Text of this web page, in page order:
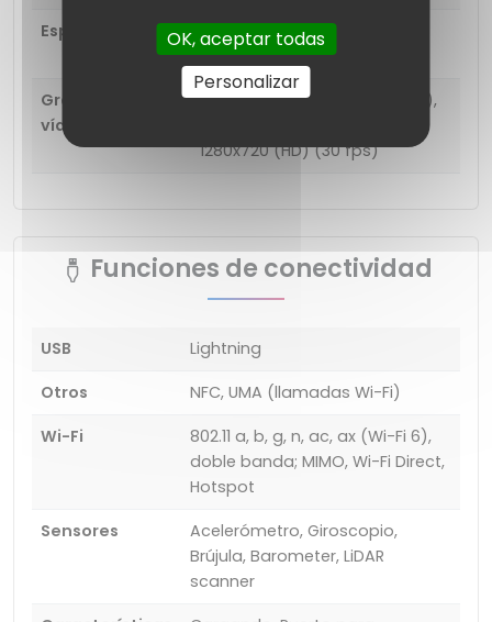
Especificaciones
Tamaño de apertura: F2.4;
Distancia focal: 13 mm
Grabación de
vídeo
3840 x 2160 (4K UHD) (60 fps),
1280x720 (HD) (30 fps)
Funciones de conectividad
USB
Lightning
Otros
NFC, UMA (llamadas Wi-Fi)
Wi-Fi
802.11 a, b, g, n, ac, ax (Wi-Fi 6),
doble banda; MIMO, Wi-Fi Direct,
Hotspot
Sensores
Acelerómetro, Giroscopio,
Brújula, Barometer, LiDAR
scanner
OK, aceptar todas
Personalizar